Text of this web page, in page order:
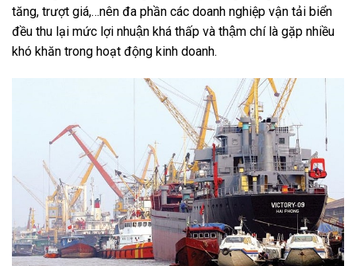
tăng, trượt giá,…nên đa phần các doanh nghiệp vận tải biển
đều thu lại mức lợi nhuận khá thấp và thậm chí là gặp nhiều
khó khăn trong hoạt động kinh doanh.